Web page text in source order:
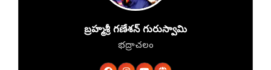
బ్రహ్మశ్రీ గణేశన్ గురుస్వామి
భద్రాచలం